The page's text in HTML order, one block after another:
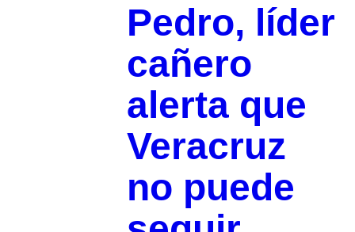
Pedro, líder
cañero
alerta que
Veracruz
no puede